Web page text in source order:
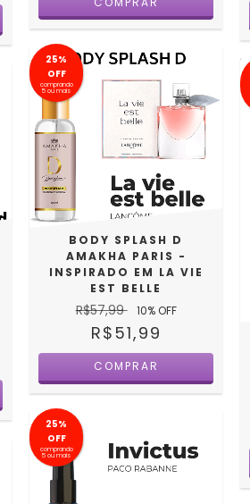
25%
OFF
comprando
5 ou mais
BODY SPLASH D
AMAKHA PARIS -
INSPIRADO EM LA VIE
EST BELLE
R$57,99 10% OFF
R$51,99
COMPRAR
25%
OFF
comprando
5 ou mais